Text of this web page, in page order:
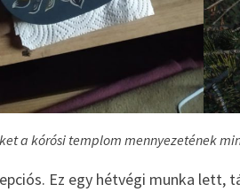
a kórósi templom mennyezetének
Ez egy hétvégi munka